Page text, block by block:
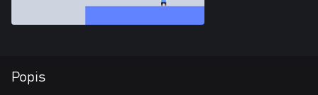
Popis